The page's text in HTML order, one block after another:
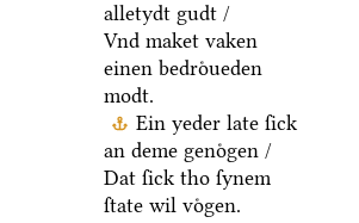
alletydt gudt /
Vnd maket vaken
einen bedroͤueden
modt.
Ein yeder late ſick
an deme genoͤgen /
Dat ſick tho ſynem
ſtate wil voͤgen.